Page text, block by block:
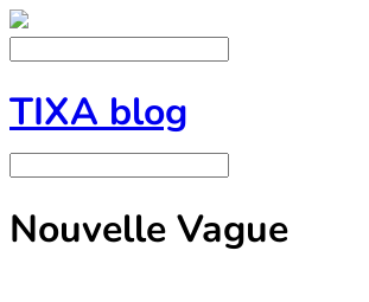
TIXA blog
Nouvelle Vague